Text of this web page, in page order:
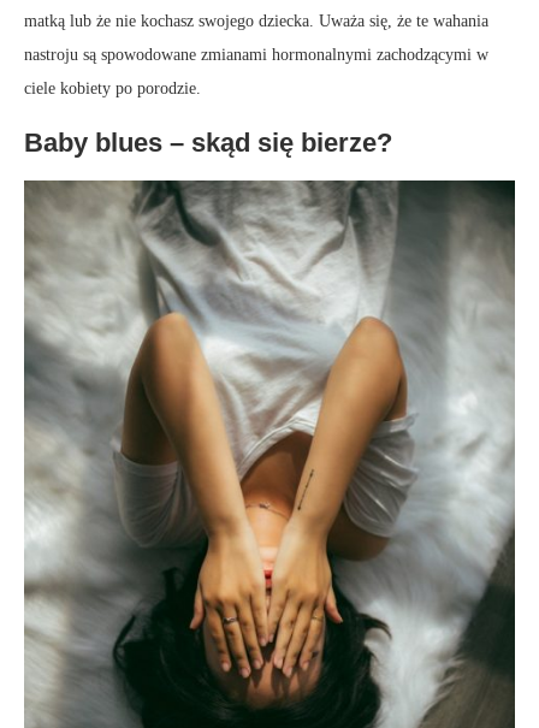
matką lub że nie kochasz swojego dziecka. Uważa się, że te wahania
nastroju są spowodowane zmianami hormonalnymi zachodzącymi w
ciele kobiety po porodzie.
Baby blues – skąd się bierze?